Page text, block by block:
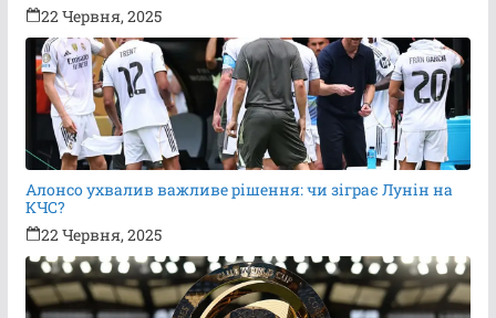
22 Червня, 2025
Алонсо ухвалив важливе рішення: чи зіграє Лунін на
КЧС?
22 Червня, 2025